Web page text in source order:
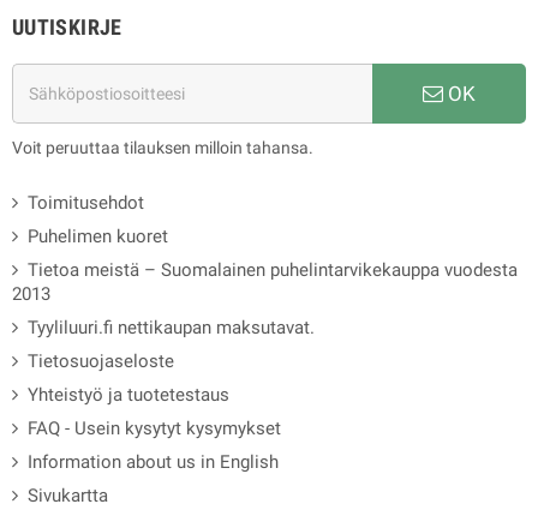
UUTISKIRJE
OK
Voit peruuttaa tilauksen milloin tahansa.
Toimitusehdot
Puhelimen kuoret
Tietoa meistä – Suomalainen puhelintarvikekauppa vuodesta
2013
Tyyliluuri.fi nettikaupan maksutavat.
Tietosuojaseloste
Yhteistyö ja tuotetestaus
FAQ - Usein kysytyt kysymykset
Information about us in English
Sivukartta